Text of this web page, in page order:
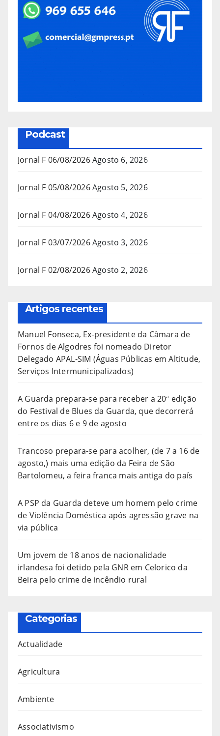
Podcast
Jornal F 06/08/2026Agosto 6, 2026
Jornal F 05/08/2026Agosto 5, 2026
Jornal F 04/08/2026Agosto 4, 2026
Jornal F 03/07/2026Agosto 3, 2026
Jornal F 02/08/2026Agosto 2, 2026
Artigos recentes
Manuel Fonseca, Ex-presidente da Câmara de
Fornos de Algodres foi nomeado Diretor
Delegado APAL-SIM (Águas Públicas em Altitude,
Serviços Intermunicipalizados)
A Guarda prepara-se para receber a 20ª edição
do Festival de Blues da Guarda, que decorrerá
entre os dias 6 e 9 de agosto
Trancoso prepara-se para acolher, (de 7 a 16 de
agosto,) mais uma edição da Feira de São
Bartolomeu, a feira franca mais antiga do país
A PSP da Guarda deteve um homem pelo crime
de Violência Doméstica após agressão grave na
via pública
Um jovem de 18 anos de nacionalidade
irlandesa foi detido pela GNR em Celorico da
Beira pelo crime de incêndio rural
Categorias
Actualidade
Agricultura
Ambiente
Associativismo